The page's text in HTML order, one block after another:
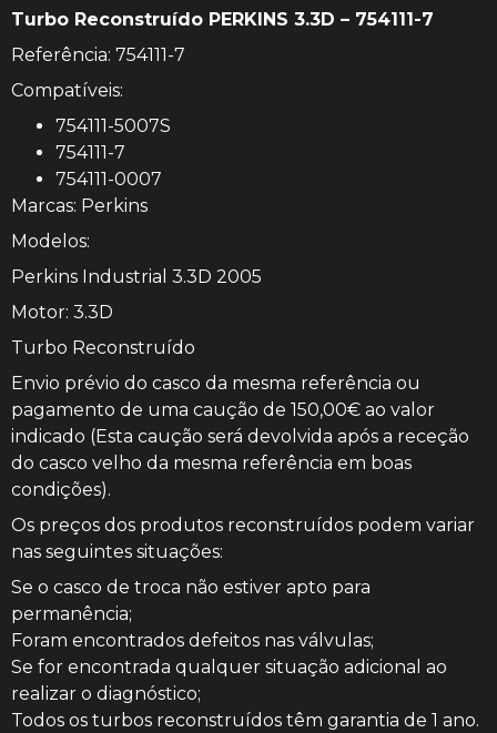
Turbo Reconstruído PERKINS 3.3D – 754111-7
Referência: 754111-7
Compatíveis:
754111-5007S
754111-7
754111-0007
Marcas: Perkins
Modelos:
Perkins Industrial 3.3D 2005
Motor: 3.3D
Turbo Reconstruído
Envio prévio do casco da mesma referência ou
pagamento de uma caução de 150,00€ ao valor
indicado (Esta caução será devolvida após a receção
do casco velho da mesma referência em boas
condições).
Os preços dos produtos reconstruídos podem variar
nas seguintes situações:
Se o casco de troca não estiver apto para
permanência;
Foram encontrados defeitos nas válvulas;
Se for encontrada qualquer situação adicional ao
realizar o diagnóstico;
Todos os turbos reconstruídos têm garantia de 1 ano.